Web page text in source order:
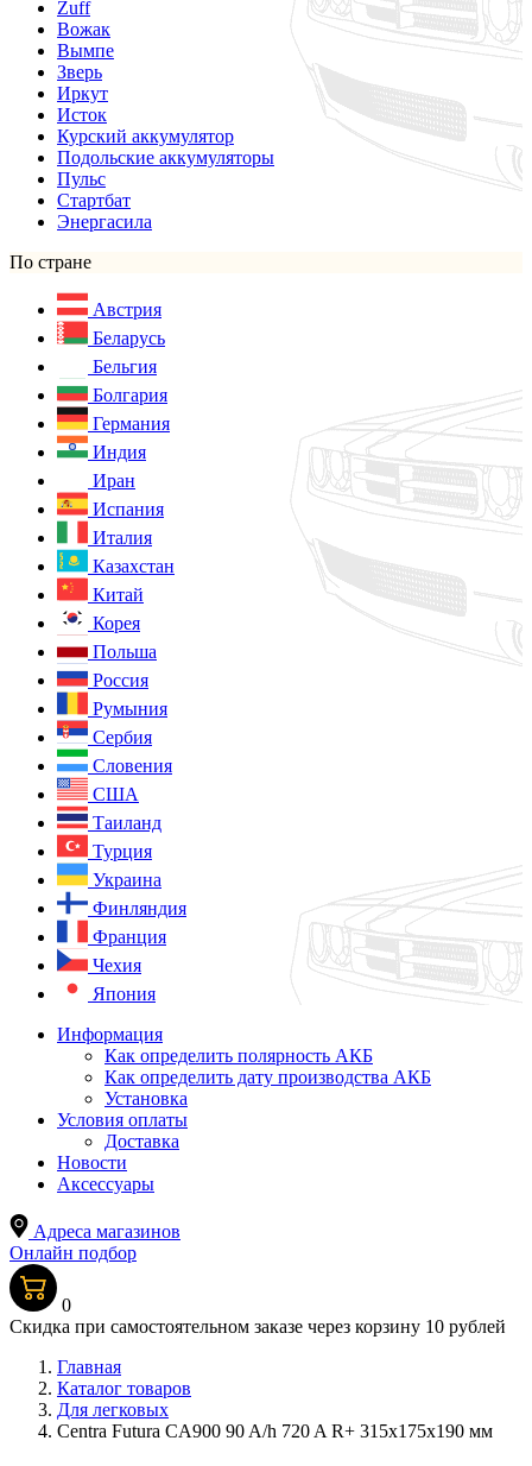
Zuff
Вожак
Вымпе
Зверь
Иркут
Исток
Курский аккумулятор
Подольские аккумуляторы
Пульс
Стартбат
Энергасила
По стране
Австрия
Беларусь
Бельгия
Болгария
Германия
Индия
Иран
Испания
Италия
Казахстан
Китай
Корея
Польша
Россия
Румыния
Сербия
Словения
США
Таиланд
Турция
Украина
Финляндия
Франция
Чехия
Япония
Информация
Как определить полярность АКБ
Как определить дату производства АКБ
Установка
Условия оплаты
Доставка
Новости
Аксессуары
Адреса магазинов
Онлайн подбор
0
Скидка при самостоятельном заказе через корзину 10 рублей
Главная
Каталог товаров
Для легковых
Centra Futura CA900 90 A/h 720 A R+ 315x175x190 мм